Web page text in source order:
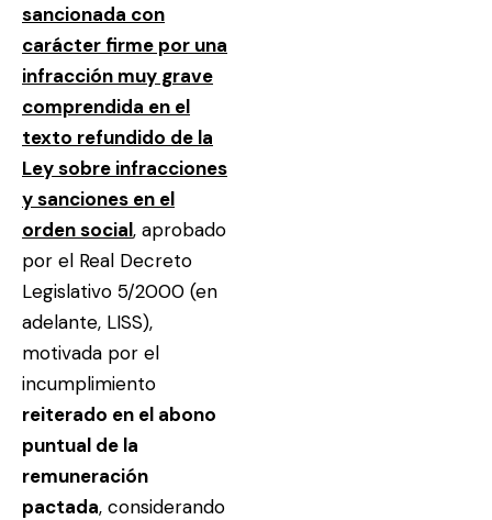
sancionada con
carácter firme por una
infracción muy grave
comprendida en el
texto refundido de la
Ley sobre infracciones
y sanciones en el
orden social, aprobado
por el Real Decreto
Legislativo 5/2000 (en
adelante, LISS),
motivada por el
incumplimiento
reiterado en el abono
puntual de la
remuneración
pactada, considerando